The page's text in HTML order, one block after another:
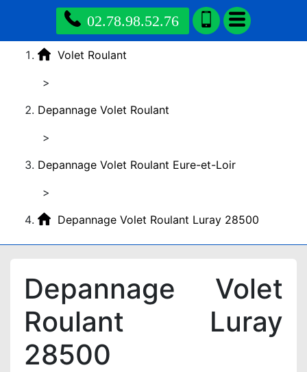
02.78.98.52.76
Volet Roulant
>
Depannage Volet Roulant
>
Depannage Volet Roulant Eure-et-Loir
>
Depannage Volet Roulant Luray 28500
Depannage Volet
Roulant Luray
28500